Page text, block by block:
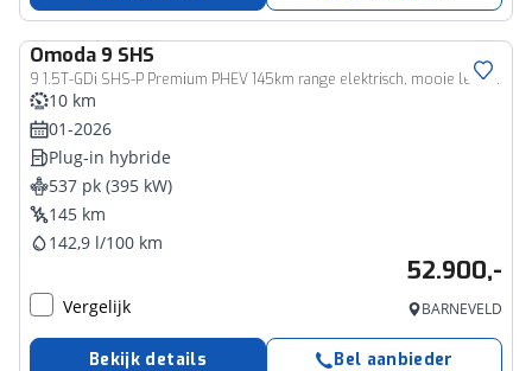
Omoda 9 SHS
9 1.5T-GDi SHS-P Premium PHEV 145km range elektrisch, mooie lederen bekleding, Elek.schuif/kanteldak, 360 Camera, 1.500 kg trekgewicht
10 km
01-2026
Plug-in hybride
537 pk (395 kW)
145 km
142,9 l/100 km
52.900,-
Vergelijk BARNEVELD
Bekijk details Bel aanbieder